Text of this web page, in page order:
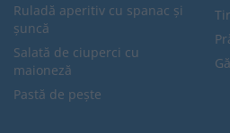
Ruladă aperitiv cu spanac și
șuncă
Salată de ciuperci cu
maioneză
Pastă de pește